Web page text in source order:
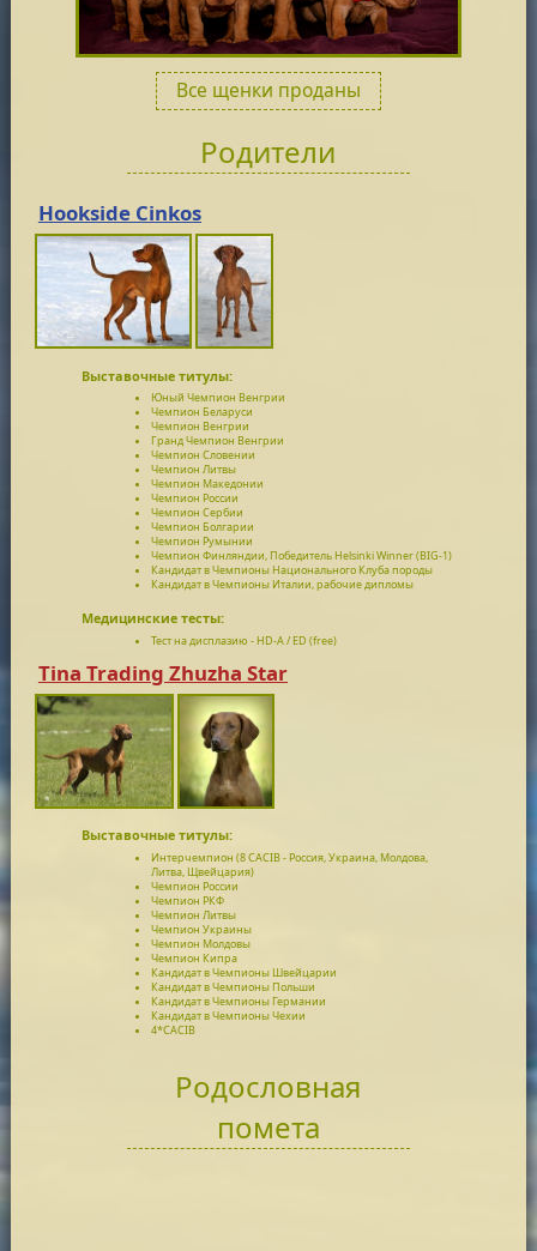
Все щенки проданы
Родители
Hookside Cinkos
Выставочные титулы:
Юный Чемпион Венгрии
Чемпион Беларуси
Чемпион Венгрии
Гранд Чемпион Венгрии
Чемпион Словении
Чемпион Литвы
Чемпион Македонии
Чемпион России
Чемпион Сербии
Чемпион Болгарии
Чемпион Румынии
Чемпион Финляндии, Победитель Helsinki Winner (BIG-1)
Кандидат в Чемпионы Национального Клуба породы
Кандидат в Чемпионы Италии, рабочие дипломы
Медицинские тесты:
Тест на дисплазию - HD-A / ED (free)
Tina Trading Zhuzha Star
Выставочные титулы:
Интерчемпион (8 CACIB - Россия, Украина, Молдова,
Литва, Щвейцария)
Чемпион России
Чемпион РКФ
Чемпион Литвы
Чемпион Украины
Чемпион Молдовы
Чемпион Кипра
Кандидат в Чемпионы Швейцарии
Кандидат в Чемпионы Польши
Кандидат в Чемпионы Германии
Кандидат в Чемпионы Чехии
4*CACIB
Родословная
помета